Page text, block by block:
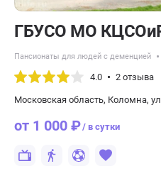
ГБУСО МО
Пансионаты для людей с деменцией
4.0 2 отзыва
Московская область​, Коломна,
от 1 000 ₽/ в сутки